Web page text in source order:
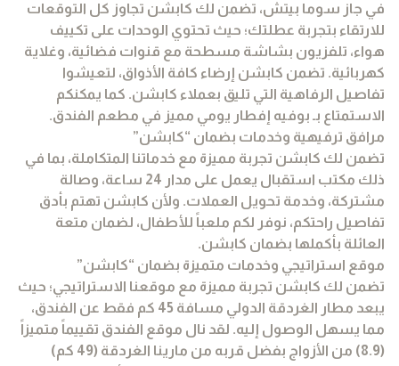
في جاز سوما بيتش، تضمن لك كابشن تجاوز كل التوقعات
للارتقاء بتجربة عطلتك؛ حيث تحتوي الوحدات على تكييف
هواء، تلفزيون بشاشة مسطحة مع قنوات فضائية، وغلاية
كهربائية. تضمن كابشن إرضاء كافة الأذواق، لتعيشوا
تفاصيل الرفاهية التي تليق بعملاء كابشن. كما يمكنكم
الاستمتاع بـ بوفيه إفطار يومي مميز في مطعم الفندق.
مرافق ترفيهية وخدمات بضمان “كابشن”
تضمن لك كابشن تجربة مميزة مع خدماتنا المتكاملة، بما في
ذلك مكتب استقبال يعمل على مدار 24 ساعة، وصالة
مشتركة، وخدمة تحويل العملات. ولأن كابشن تهتم بأدق
تفاصيل راحتكم، نوفر لكم ملعباً للأطفال، لضمان متعة
العائلة بأكملها بضمان كابشن.
موقع استراتيجي وخدمات متميزة بضمان “كابشن”
تضمن لك كابشن تجربة مميزة مع موقعنا الاستراتيجي؛ حيث
يبعد مطار الغردقة الدولي مسافة 45 كم فقط عن الفندق،
مما يسهل الوصول إليه. لقد نال موقع الفندق تقييماً متميزاً
(8.9) من الأزواج بفضل قربه من مارينا الغردقة (49 كم)